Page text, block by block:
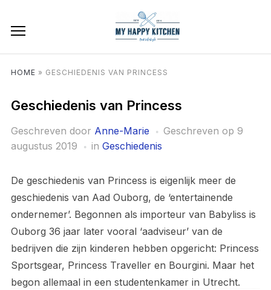
HOME » GESCHIEDENIS VAN PRINCESS
Geschiedenis van Princess
Geschreven door Anne-Marie Geschreven op 9
augustus 2019
in Geschiedenis
De geschiedenis van Princess is eigenlijk meer de
geschiedenis van Aad Ouborg, de ‘entertainende
ondernemer’. Begonnen als importeur van Babyliss is
Ouborg 36 jaar later vooral ‘aadviseur’ van de
bedrijven die zijn kinderen hebben opgericht: Princess
Sportsgear, Princess Traveller en Bourgini. Maar het
begon allemaal in een studentenkamer in Utrecht.